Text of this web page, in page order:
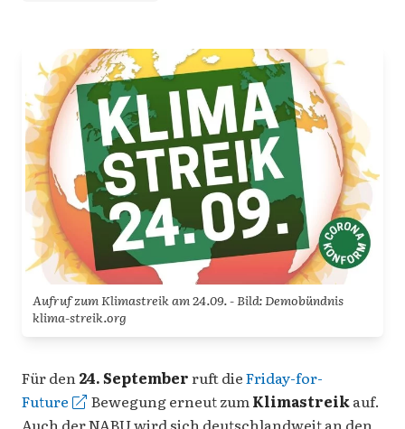
Aufruf zum Klimastreik am 24.09. - Bild: Demobündnis
klima-streik.org
Für den24. Septemberruft dieFriday-for-
Future
Bewegung erneut zumKlimastreikauf.